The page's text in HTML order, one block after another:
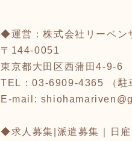
◆運営：株式会社リーベン
〒144-0051
東京都大田区西蒲田4-9-6
TEL：03-6909-4365 （駐
E-mail:
◆求人募集|派遣募集｜日雇